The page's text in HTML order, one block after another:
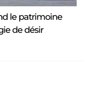
le patrimoine
de désir